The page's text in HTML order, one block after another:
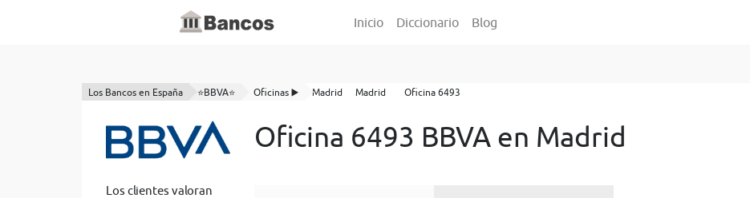
Inicio Diccionario Blog
Los Bancos en España ⭐BBVA⭐ Oficinas ▶️ Madrid Madrid Oficina 6493
Oficina 6493 BBVA en Madrid
Los clientes valoran